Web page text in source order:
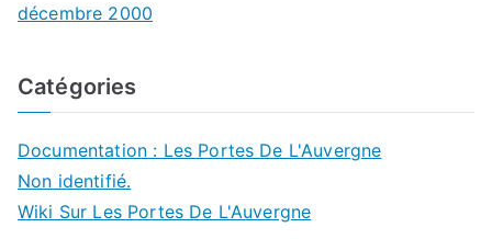
décembre 2000
Catégories
Documentation : Les Portes De L'Auvergne
Non identifié.
Wiki Sur Les Portes De L'Auvergne